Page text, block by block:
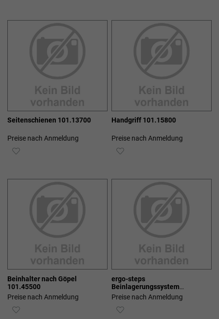
HINZUFÜGEN HINZUFÜGEN
Seitenschienen 101.13700
Preise nach Anmeldung
ZUR
HINZUFÜGEN
Handgriff 101.15800
Preise nach Anmeldung
ZUR
HINZUFÜGEN
Beinhalter nach Göpel
101.45500
Preise nach Anmeldung
ZUR
ergo-steps
Beinlagerungssystem
101.23100
Preise nach Anmeldung
ZUR